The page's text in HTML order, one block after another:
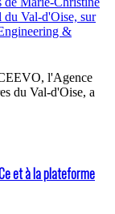
l'Agence
du Val-d'Oise, a
et à la plateforme